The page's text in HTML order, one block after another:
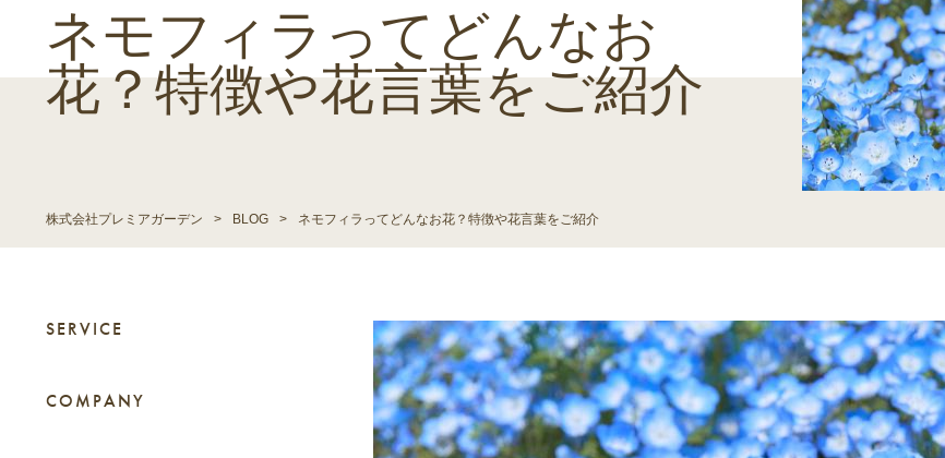
ネモフィラってどんなお
花？特徴や花言葉をご紹介
株式会社プレミアガーデン > BLOG > ネモフィラってどんなお花？特徴や花言葉をご紹介
SERVICE
COMPANY